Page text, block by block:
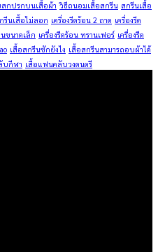
สกปรกบนเสื้อผ้า วิธีถนอมเสื้อสกรีน สกรีนเสื้อ
รีนเสื้อไม่ลอก เครื่องรีดร้อน 2 ถาด เครื่องรีด
นขนาดเล็ก เครื่องรีดร้อน ทรานเฟอร์ เครื่องรีด
เสื้อสกรีนซักยังไง เสื้อสกรีนสามารถอบผ้าได้
บกีฬา เสื้อแฟนคลับวงดนตรี